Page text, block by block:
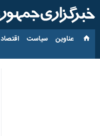
عناوین‌ سیاست اقتصاد